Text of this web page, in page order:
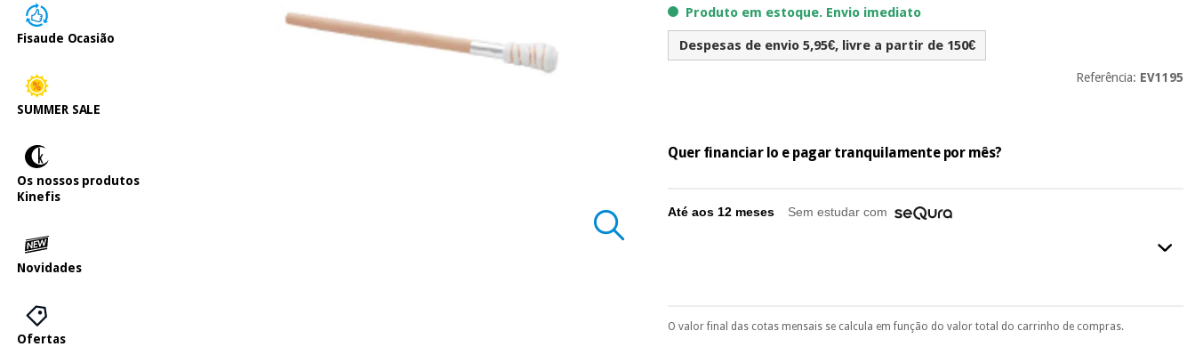
Fisaude Ocasião
SUMMER SALE
Os nossos produtos
Kinefis
Novidades
Ofertas
Produto em estoque. Envio imediato
Despesas de envio 5,95€, livre a partir de 150€
Referência: EV1195
Quer financiar lo e pagar tranquilamente por mês?
Até aos 12 meses Sem estudar com
Pode escolhê-lo no final do processo de compra, ao escolher o método de pagamento.
O valor final das cotas mensais se calcula em função do valor total do carrinho de compras.